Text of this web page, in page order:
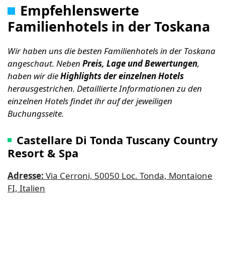
Empfehlenswerte
Familienhotels in der Toskana
Wir haben uns die besten Familienhotels in der Toskana
angeschaut. Neben Preis, Lage und Bewertungen,
haben wir dieHighlights der einzelnen Hotels
herausgestrichen. Detaillierte Informationen zu den
einzelnen Hotels findet ihr auf der jeweiligen
Buchungsseite.
Castellare Di Tonda Tuscany Country
Resort & Spa
Adresse: Via Cerroni, 50050 Loc. Tonda, Montaione
FI, Italien